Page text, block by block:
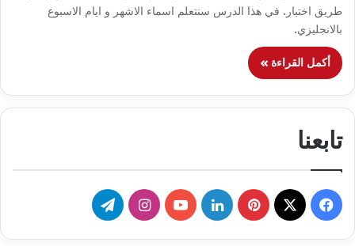
طريق اختبار. في هذا الدرس سنتعلم اسماء الاشهر و ايام الاسبوع
بالانجليزي.
أكمل القراءة »
تابعنا
فيسبوك
‫X بينتيريستلينكدإن‫YouTube
انستقرامتيلقرام